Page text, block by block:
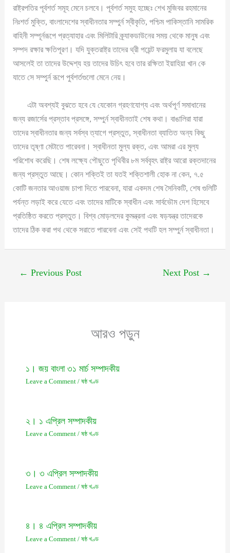
রাষ্ট্রপতির পূর্বশর্ত সমূহ মেনে চলবে। পূর্বশর্ত সমুহ হচ্ছেঃ শেখ মুজিবর রহমানের
নিঃশর্ত মুক্তি, বাংলাদেশের স্বাধীনতার সম্পুর্ন স্বীকৃতি, পশ্চিম পাকিস্তানি সামরিক
বাহিনী সম্পূর্নরূপে প্রত্যাহার এবং মিলিটারি ক্র্যাকডাউনের সময় থেকে মানুষ এবং
সম্পদ রক্ষার ক্ষতিপূরণ। যদি যুক্তরাষ্ট্র তাদের থ্রী পয়েন্ট ফরমুলায় যা বলেছে
আসলেই তা তাদের উদ্দেশ্য হয় তাদের উচিৎ হবে তার রক্ষিতা ইয়াহিয়া খান কে
যাতে সে সম্পুর্ন রূপে পুর্বশর্তগুলো মেনে নেয়।
এটা অবশ্যই বুঝতে হবে যে যেকোন গ্রহণযোগ্য এবং অর্থপূর্ণ সমাধানের
জন্য রজার্সের প্রস্তাব প্রসঙ্গে, সম্পুর্ন স্বাধীনতাই শেষ কথা। বাঙালিরা যারা
তাদের স্বাধীনতার জন্য সর্বস্ব ত্যাগে প্রস্তুত, স্বাধীনতা ব্যাতিত অন্য কিছু
তাদের তৃষ্ণা মেটাতে পারেবনা। স্বাধীনতা মুল্য রক্ত, এবং আমরা এর মুল্য
পরিশোধ করেছি। শেষ লক্ষ্যে পৌছুতে পৃথিবীর ৮ম সর্ববৃহৎ রাষ্ট্র আরো রক্তদানের
জন্য প্রস্তুত আছে। কোন শক্তিই তা যতই শক্তিশালী হোক না কেন, ৭.৫
কোটি জনতার আওয়াজ চাপা দিতে পারবেনা, যারা একদম শেষ সৈনিকটি, শেষ গুলিটি
পর্যন্ত লড়াই করে যেতে এবং তাদের মাটিকে স্বাধীন এবং সার্বভৌম দেশ হিসেবে
প্রতিষ্ঠিত করতে প্রস্তুত। বিশ্ব মোড়লদের কুমন্ত্রনা এবং ষড়যন্ত্র তাদেরকে
তাদের ঠিক করা পথ থেকে সরাতে পারবেনা এবং সেই পথটি হল সম্পুর্ন স্বাধীনতা।
← Previous Post Next Post →
আরও পড়ুন
১। জয় বাংলা ৩১ মার্চ সম্পাদকীয়
Leave a Comment / ষষ্ঠ খণ্ড
২। ১ এপ্রিল সম্পাদকীয়
Leave a Comment / ষষ্ঠ খণ্ড
৩। ৩ এপ্রিল সম্পাদকীয়
Leave a Comment / ষষ্ঠ খণ্ড
৪। ৪ এপ্রিল সম্পাদকীয়
Leave a Comment / ষষ্ঠ খণ্ড